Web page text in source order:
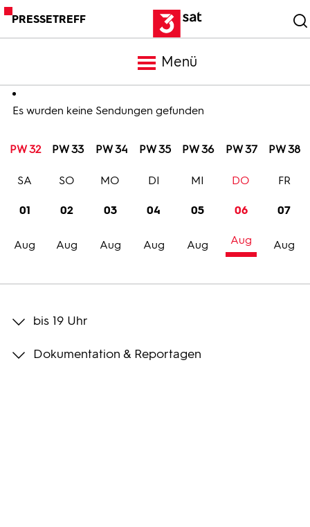
PRESSETREFF
Menü
Meldungen
Programm
Trailer
Bilder
Es wurden keine Sendungen gefunden
PW 32 PW 33 PW 34 PW 35 PW 36 PW 37 PW 38
01
Aug
SA
02
Aug
SO
03
Aug
MO
04
Aug
DI
05
Aug
MI
06
Aug
DO
07
Aug
FR
bis 19 Uhr
Dokumentation & Reportagen